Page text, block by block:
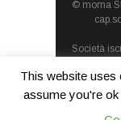
© moma
Società
This website uses
assume you're